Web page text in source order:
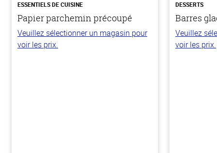
ESSENTIELS DE CUISINE
Papier parchemin précoupé
Veuillez sélectionner un magasin pour
voir les prix.
DESSERTS
Barres
Veuillez
voir les prix.